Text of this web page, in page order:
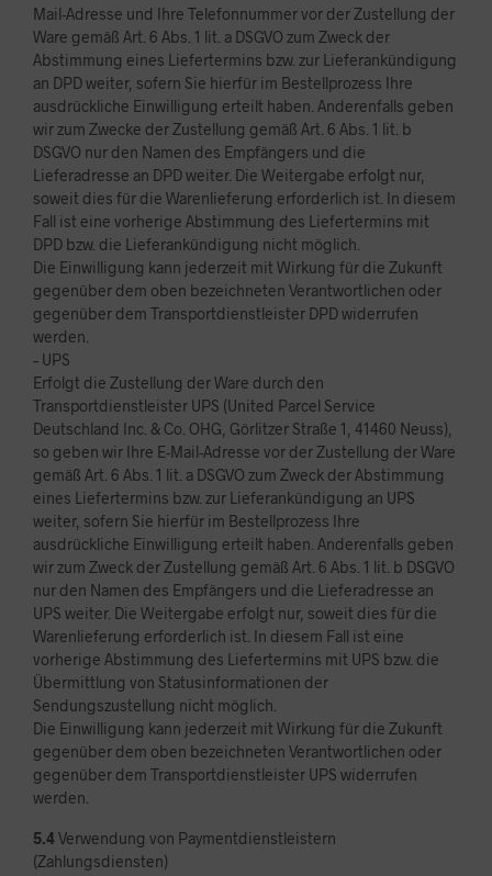
Mail-Adresse und Ihre Telefonnummer vor der Zustellung der
Ware gemäß Art. 6 Abs. 1 lit. a DSGVO zum Zweck der
Abstimmung eines Liefertermins bzw. zur Lieferankündigung
an DPD weiter, sofern Sie hierfür im Bestellprozess Ihre
ausdrückliche Einwilligung erteilt haben. Anderenfalls geben
wir zum Zwecke der Zustellung gemäß Art. 6 Abs. 1 lit. b
DSGVO nur den Namen des Empfängers und die
Lieferadresse an DPD weiter. Die Weitergabe erfolgt nur,
soweit dies für die Warenlieferung erforderlich ist. In diesem
Fall ist eine vorherige Abstimmung des Liefertermins mit
DPD bzw. die Lieferankündigung nicht möglich.
Die Einwilligung kann jederzeit mit Wirkung für die Zukunft
gegenüber dem oben bezeichneten Verantwortlichen oder
gegenüber dem Transportdienstleister DPD widerrufen
werden.
– UPS
Erfolgt die Zustellung der Ware durch den
Transportdienstleister UPS (United Parcel Service
Deutschland Inc. & Co. OHG, Görlitzer Straße 1, 41460 Neuss),
so geben wir Ihre E-Mail-Adresse vor der Zustellung der Ware
gemäß Art. 6 Abs. 1 lit. a DSGVO zum Zweck der Abstimmung
eines Liefertermins bzw. zur Lieferankündigung an UPS
weiter, sofern Sie hierfür im Bestellprozess Ihre
ausdrückliche Einwilligung erteilt haben. Anderenfalls geben
wir zum Zweck der Zustellung gemäß Art. 6 Abs. 1 lit. b DSGVO
nur den Namen des Empfängers und die Lieferadresse an
UPS weiter. Die Weitergabe erfolgt nur, soweit dies für die
Warenlieferung erforderlich ist. In diesem Fall ist eine
vorherige Abstimmung des Liefertermins mit UPS bzw. die
Übermittlung von Statusinformationen der
Sendungszustellung nicht möglich.
Die Einwilligung kann jederzeit mit Wirkung für die Zukunft
gegenüber dem oben bezeichneten Verantwortlichen oder
gegenüber dem Transportdienstleister UPS widerrufen
werden.
5.4Verwendung von Paymentdienstleistern
(Zahlungsdiensten)